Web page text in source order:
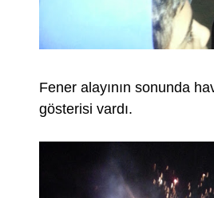
Fener alayının sonunda
gösterisi vardı.